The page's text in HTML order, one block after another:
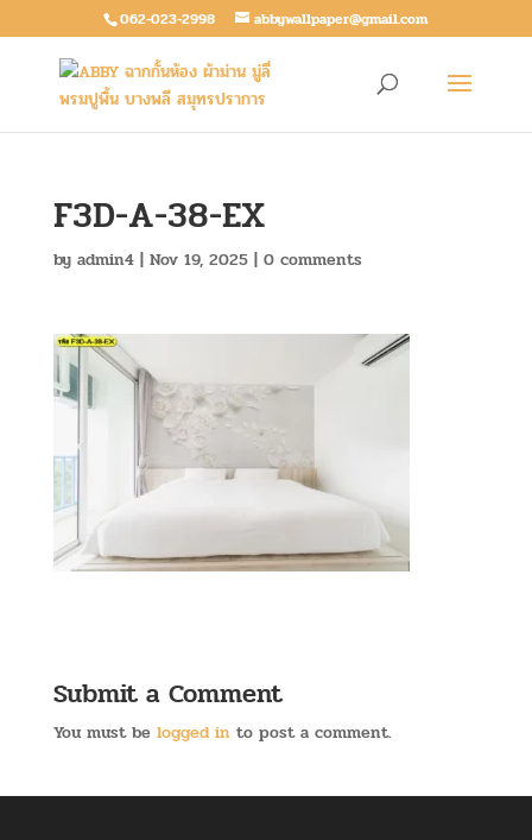
062-023-2998 abbywallpaper@gmail.com
F3D-A-38-EX
by admin4| Nov 19, 2025| 0 comments
Submit a Comment
You must be logged into post a comment.